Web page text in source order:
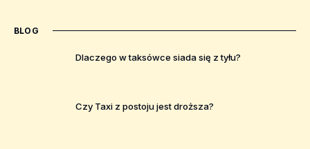
BLOG
Dlaczego w taksówce siada się z tyłu?
Czy Taxi z postoju jest droższa?